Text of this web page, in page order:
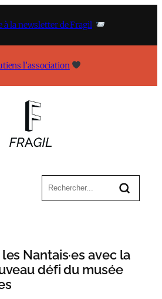
à la newsletter de Fragil
l’association
Nantais·es avec la
défi du musée